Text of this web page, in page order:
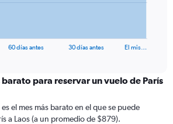
60 días antes 30 días antes El mis…
barato para reservar un vuelo de París
el mes más barato en el que se puede
a Laos (a un promedio de $879).